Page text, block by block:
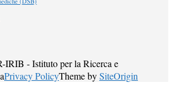
- Istituto per la Ricerca e
Privacy PolicyTheme bySiteOrigin